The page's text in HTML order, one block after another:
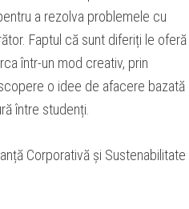
a rezolva problemele cu
Faptul că sunt diferiți le oferă
într-un mod creativ, prin
o idee de afacere bazată
între studenți.
Corporativă și Sustenabilitate